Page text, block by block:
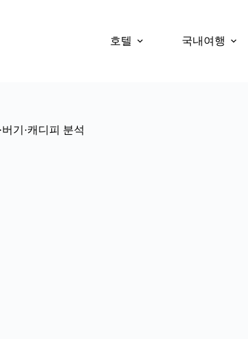
호텔 국내여행
기·캐디피 분석